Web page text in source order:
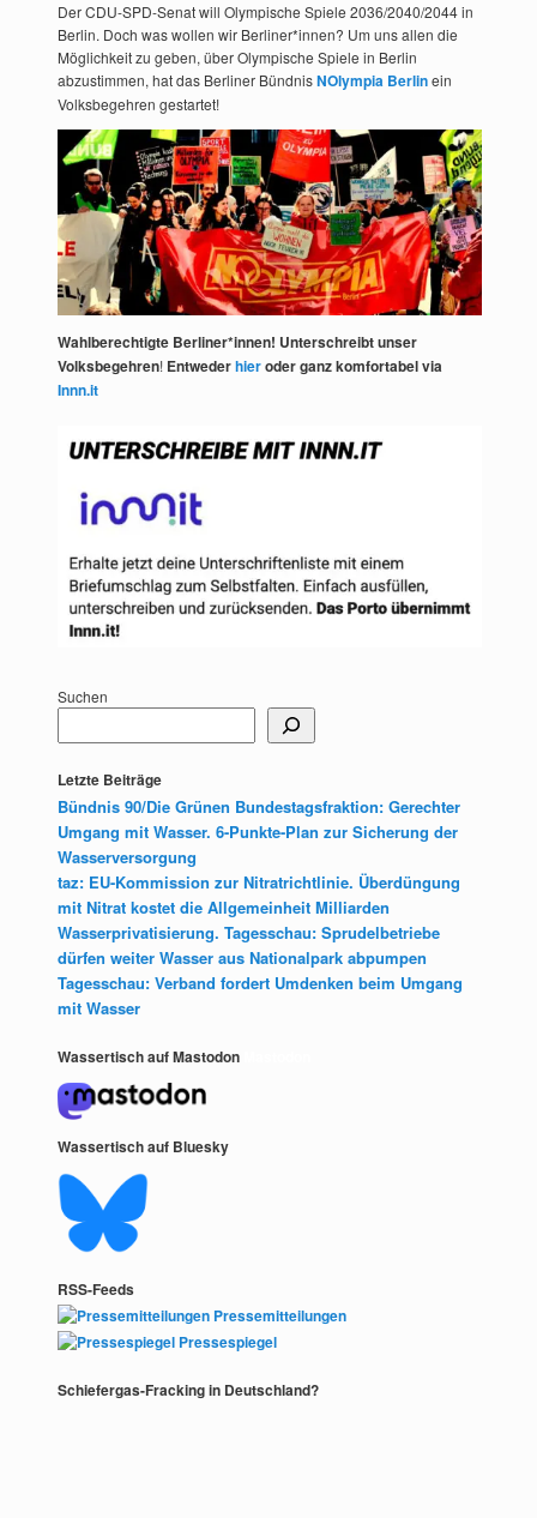
Der CDU-SPD-Senat will Olympische Spiele 2036/2040/2044 in
Berlin. Doch was wollen wir Berliner*innen? Um uns allen die
Möglichkeit zu geben, über Olympische Spiele in Berlin
abzustimmen, hat das Berliner BündnisNOlympia Berlinein
Volksbegehren gestartet!
Wahlberechtigte Berliner*innen! Unterschreibt unser
Volksbegehren! Entwederhieroder ganz komfortabel via
Innn.it
Suchen
Letzte Beiträge
Bündnis 90/Die Grünen Bundestagsfraktion: Gerechter
Umgang mit Wasser. 6-Punkte-Plan zur Sicherung der
Wasserversorgung
taz: EU-Kommission zur Nitratrichtlinie. Überdüngung
mit Nitrat kostet die Allgemeinheit Milliarden
Wasserprivatisierung. Tagesschau: Sprudelbetriebe
dürfen weiter Wasser aus Nationalpark abpumpen
Tagesschau: Verband fordert Umdenken beim Umgang
mit Wasser
Wassertisch auf Mastodon
Wassertisch auf Bluesky
RSS-Feeds
Pressemitteilungen
Pressespiegel
Schiefergas-Fracking in Deutschland?